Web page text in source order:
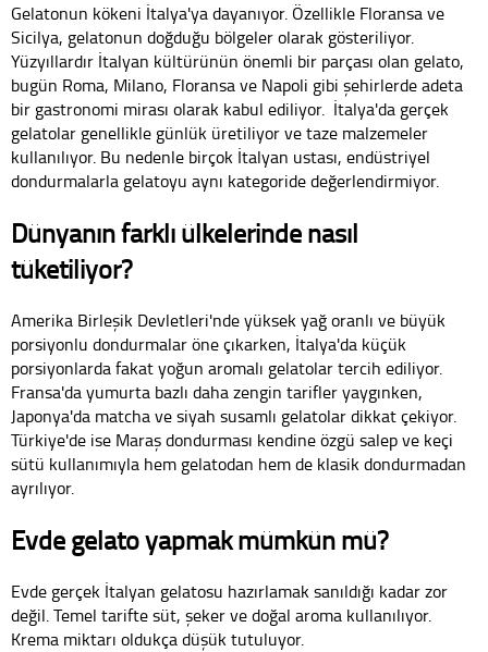
Gelatonun kökeni İtalya'ya dayanıyor. Özellikle Floransa ve
Sicilya, gelatonun doğduğu bölgeler olarak gösteriliyor.
Yüzyıllardır İtalyan kültürünün önemli bir parçası olan gelato,
bugün Roma, Milano, Floransa ve Napoli gibi şehirlerde adeta
bir gastronomi mirası olarak kabul ediliyor. İtalya'da gerçek
gelatolar genellikle günlük üretiliyor ve taze malzemeler
kullanılıyor. Bu nedenle birçok İtalyan ustası, endüstriyel
dondurmalarla gelatoyu aynı kategoride değerlendirmiyor.
Dünyanın farklı ülkelerinde nasıl
tüketiliyor?
Amerika Birleşik Devletleri'nde yüksek yağ oranlı ve büyük
porsiyonlu dondurmalar öne çıkarken, İtalya'da küçük
porsiyonlarda fakat yoğun aromalı gelatolar tercih ediliyor.
Fransa'da yumurta bazlı daha zengin tarifler yaygınken,
Japonya'da matcha ve siyah susamlı gelatolar dikkat çekiyor.
Türkiye'de ise Maraş dondurması kendine özgü salep ve keçi
sütü kullanımıyla hem gelatodan hem de klasik dondurmadan
ayrılıyor.
Evde gelato yapmak mümkün mü?
Evde gerçek İtalyan gelatosu hazırlamak sanıldığı kadar zor
değil. Temel tarifte süt, şeker ve doğal aroma kullanılıyor.
Krema miktarı oldukça düşük tutuluyor.